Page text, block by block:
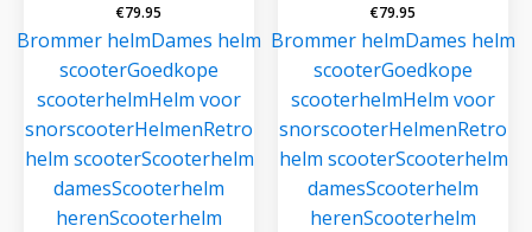
€79.95
Brommer helmDames helm
scooterGoedkope
scooterhelmHelm voor
snorscooterHelmenRetro
helm scooterScooterhelm
damesScooterhelm
herenScooterhelm
€79.95
Brommer helmDames helm
scooterGoedkope
scooterhelmHelm voor
snorscooterHelmenRetro
helm scooterScooterhelm
damesScooterhelm
herenScooterhelm